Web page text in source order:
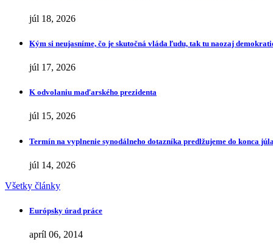
júl 18, 2026
Kým si neujasníme, čo je skutočná vláda ľudu, tak tu naozaj
júl 17, 2026
K odvolaniu maďarského prezidenta
júl 15, 2026
Termín na vyplnenie synodálneho dotazníka predlžujeme do konca júla
júl 14, 2026
Všetky články
Európsky úrad práce
apríl 06, 2014